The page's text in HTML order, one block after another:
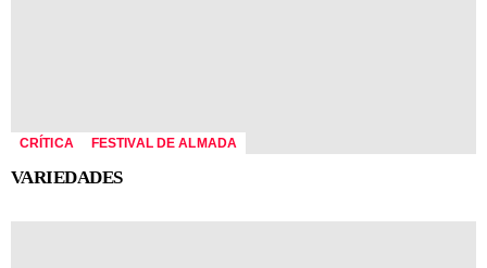
CRÍTICA FESTIVAL DE ALMADA
VARIEDADES